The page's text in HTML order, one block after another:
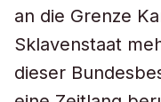
an die Grenze
Sklavenstaat
dieser